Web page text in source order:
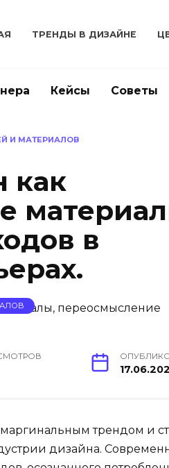
ТРЕНДЫ В ДИЗАЙНЕ
Кейсы Советы
И МАТЕРИАЛОВ
как
в
трендом и
дизайна.